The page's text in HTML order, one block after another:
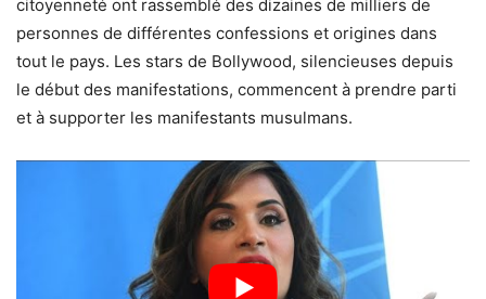
citoyenneté ont rassemblé des dizaines de milliers de
personnes de différentes confessions et origines dans
tout le pays. Les stars de Bollywood, silencieuses depuis
le début des manifestations, commencent à prendre parti
et à supporter les manifestants musulmans.